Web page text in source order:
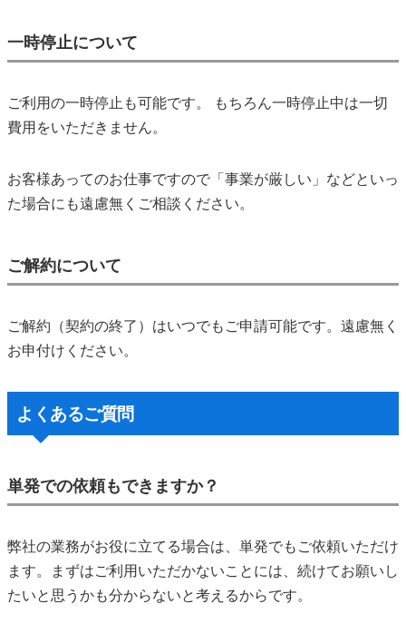
一時停止について
ご利用の一時停止も可能です。
もちろん一時停止中は一切
費用をいただきません。
お客様あってのお仕事ですので「事業が厳しい」などといっ
た場合にも遠慮無くご相談ください。
ご解約について
ご解約（契約の終了）はいつでもご申請可能です。遠慮無く
お申付けください。
よくあるご質問
単発での依頼もできますか？
弊社の業務がお役に立てる場合は、単発でもご依頼いただけ
ます。まずはご利用いただかないことには、続けてお願いし
たいと思うかも分からないと考えるからです。